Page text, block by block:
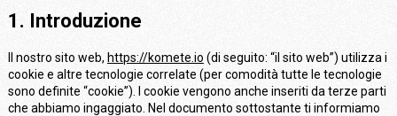
1. Introduzione
Il nostro sito web, https://komete.io (di seguito: “il sito web”) utilizza i
cookie e altre tecnologie correlate (per comodità tutte le tecnologie
sono definite “cookie”). I cookie vengono anche inseriti da terze parti
che abbiamo ingaggiato. Nel documento sottostante ti informiamo